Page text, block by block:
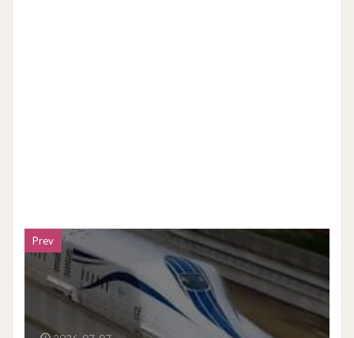
Prev